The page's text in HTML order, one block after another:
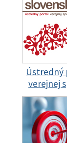
verejnej